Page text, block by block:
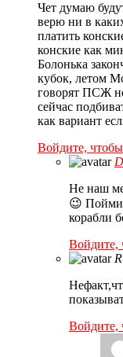
Чет думаю
верю ни в
платить
конские как
Болонька
кубок, летом
говорят ПСЖ
сейчас
как вариант
Войдите,
Не наш
😉 Пойми
корабли
Войдите,
Войдите,